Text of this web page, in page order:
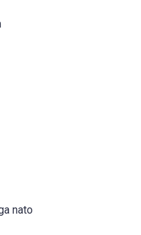
nato